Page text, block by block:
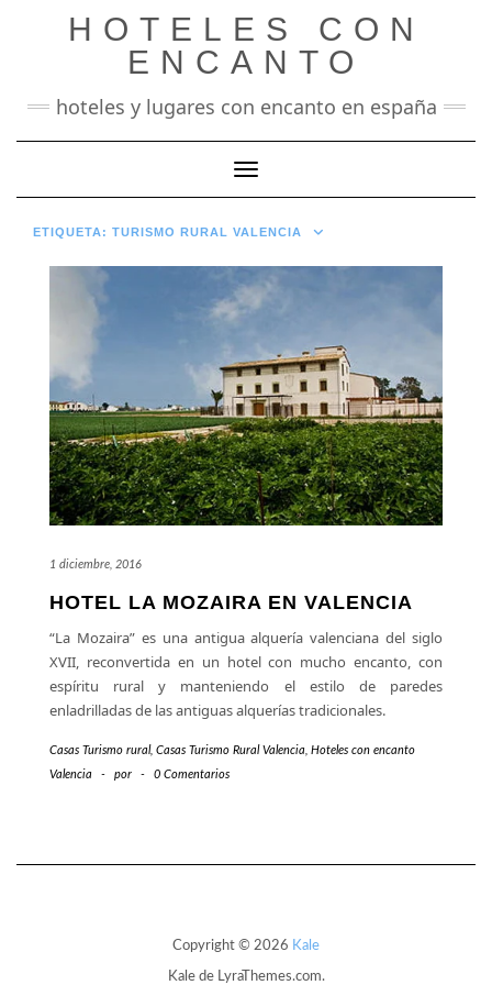
HOTELES CON
ENCANTO
hoteles y lugares con encanto en españa
Cambiar modo de navegación
ETIQUETA: TURISMO RURAL VALENCIA
1 diciembre, 2016
HOTEL LA MOZAIRA EN VALENCIA
“La Mozaira” es una antigua alquería valenciana del siglo
XVII, reconvertida en un hotel con mucho encanto, con
espíritu rural y manteniendo el estilo de paredes
enladrilladas de las antiguas alquerías tradicionales.
Casas Turismo rural, Casas Turismo Rural Valencia, Hoteles con encanto
Valencia
- por - 0 Comentarios
Copyright © 2026 Kale
Kalede LyraThemes.com.